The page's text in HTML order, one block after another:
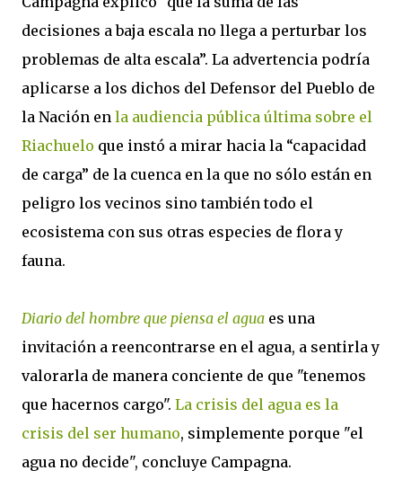
decisiones a baja escala no llega a perturbar los
problemas de alta escala”. La advertencia podría
aplicarse a los dichos del Defensor del Pueblo de
la Nación en la audiencia pública última sobre el
Riachuelo que instó a mirar hacia la “capacidad
de carga” de la cuenca en la que no sólo están en
peligro los vecinos sino también todo el
ecosistema con sus otras especies de flora y
fauna.
Diario del hombre que piensa el agua es una
invitación a reencontrarse en el agua, a sentirla y
valorarla de manera conciente de que "tenemos
que hacernos cargo". La crisis del agua es la
crisis del ser humano, simplemente porque "el
agua no decide", concluye Campagna.